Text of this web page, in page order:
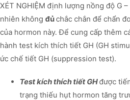
XÉT NGHIỆM định lượng nồng độ G
nhiên không đủchắc chắn để chẩn
của hormon này. Để cung cấp thêm
hành test kích thích tiết GH (GH
ức chế tiết GH (suppression test).
Test kích thích tiết GHđược
trạng thiếu hụt hormon tăng